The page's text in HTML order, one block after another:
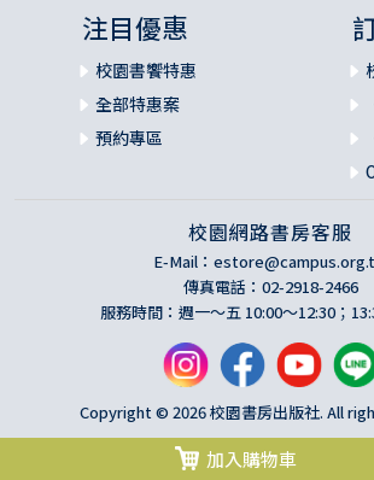
注目優惠
校園書饗特惠
全部特惠案
預約專區
校園網路書房客服
E-Mail：
傳真電話：02-2918-2466
服務時間：週一～五 10:00～12:30；
Copyright © 2026 校園書房出版社. All
加入購物車